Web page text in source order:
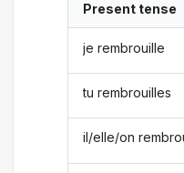
Present tense
je rembrouille
tu rembrouilles
il/elle/on